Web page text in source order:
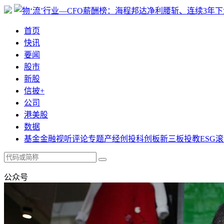
首页
快讯
要闻
股市
新股
信披+
公司
港美股
数据
基金金融视听评论专题产经创投科创板新三板投教ESG
公众号